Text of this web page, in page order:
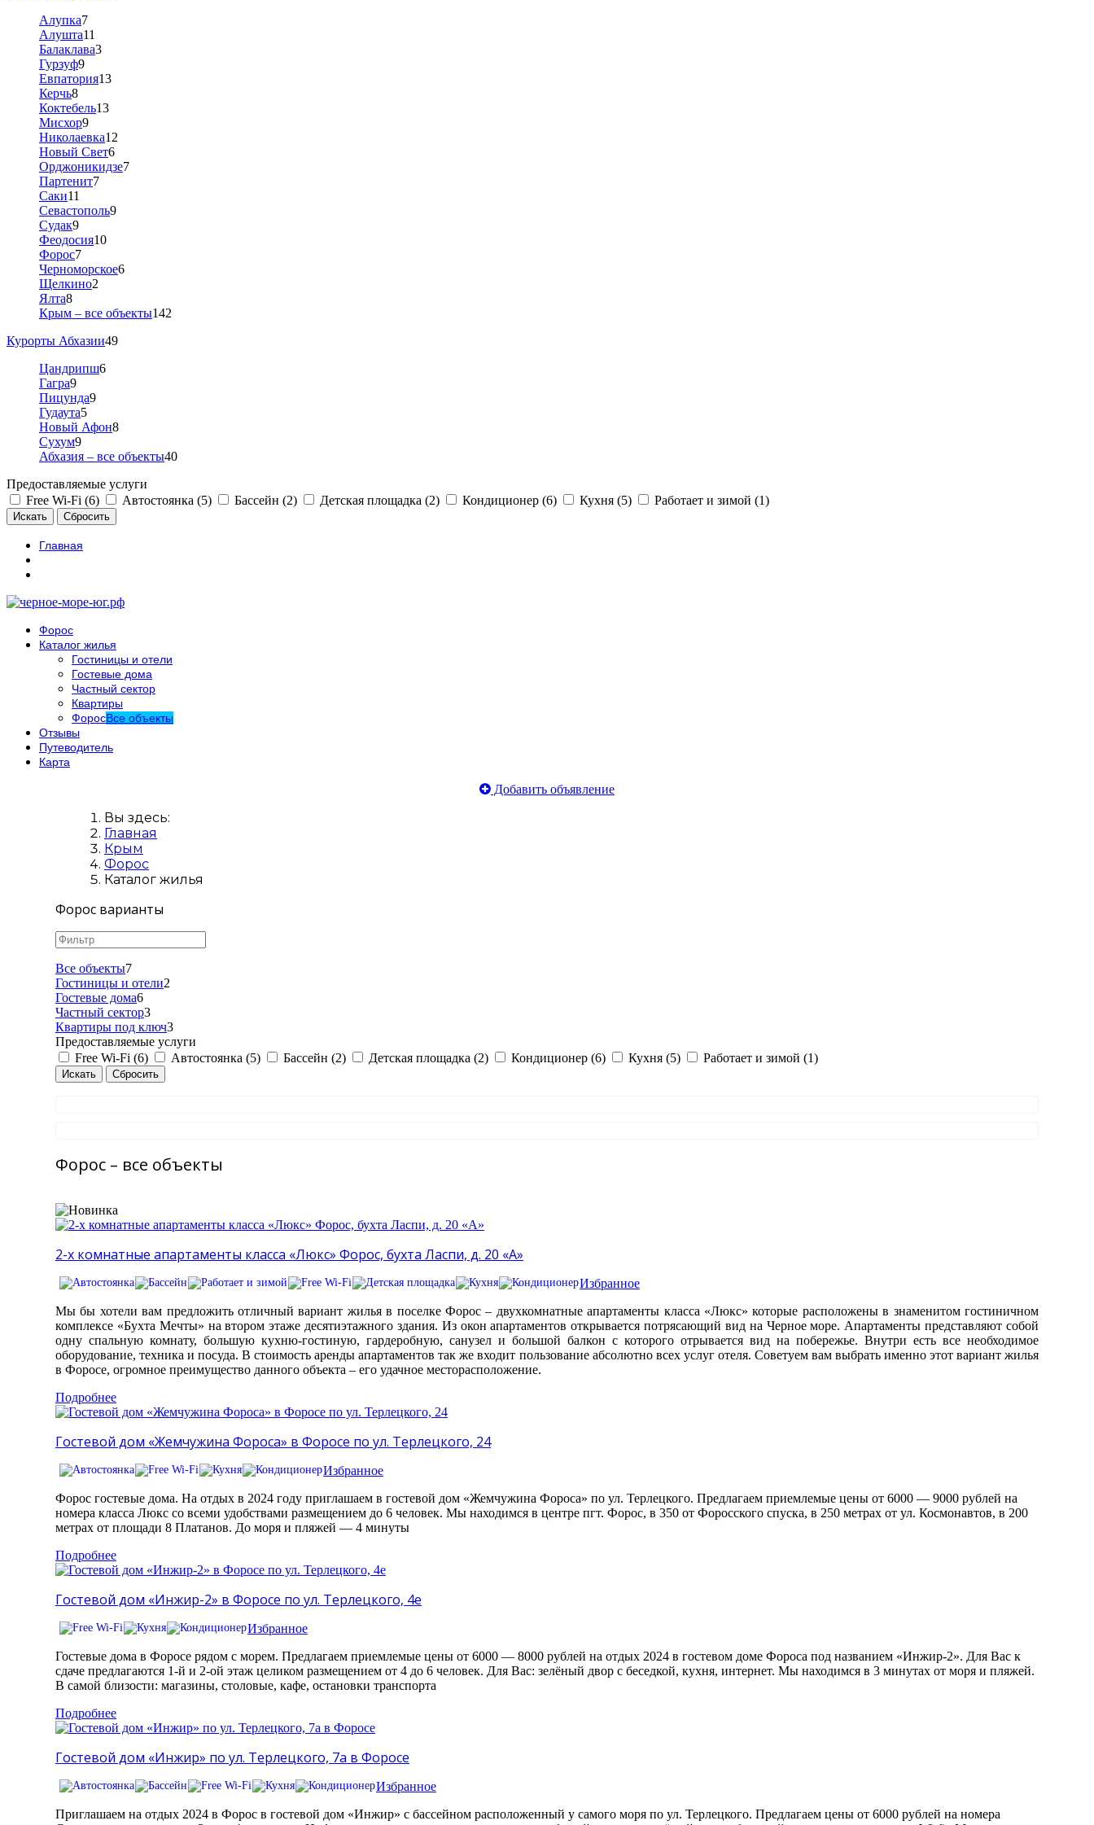
Алупка7
Алушта11
Балаклава3
Гурзуф9
Евпатория13
Керчь8
Коктебель13
Мисхор9
Николаевка12
Новый Свет6
Орджоникидзе7
Партенит7
Саки11
Севастополь9
Судак9
Феодосия10
Форос7
Черноморское6
Щелкино2
Ялта8
Крым – все объекты142
Курорты Абхазии49
Цандрипш6
Гагра9
Пицунда9
Гудаута5
Новый Афон8
Сухум9
Абхазия – все объекты40
Предоставляемые услуги
Free Wi-Fi (6)
Автостоянка (5) Бассейн (2) Детская площадка (2) Кондиционер (6) Кухня (5) Работает и зимой (1)
Главная
Форос
Каталог жилья
Гостиницы и отели
Гостевые дома
Частный сектор
Квартиры
ФоросВсе объекты
Отзывы
Путеводитель
Карта
Добавить объявление
Вы здесь:
Главная
Крым
Форос
Каталог жилья
Форос варианты
Все объекты7
Гостиницы и отели2
Гостевые дома6
Частный сектор3
Квартиры под ключ3
Предоставляемые услуги
Free Wi-Fi (6)
Автостоянка (5) Бассейн (2) Детская площадка (2) Кондиционер (6) Кухня (5) Работает и зимой (1)
Форос – все объекты
2-х комнатные апартаменты класса «Люкс» Форос, бухта Ласпи, д. 20 «А»
Избранное
Мы бы хотели вам предложить отличный вариант жилья в поселке Форос – двухкомнатные апартаменты класса «Люкс» которые расположены в знаменитом гостиничном
комплексе «Бухта Мечты» на втором этаже десятиэтажного здания. Из окон апартаментов открывается потрясающий вид на Черное море. Апартаменты представляют собой
одну спальную комнату, большую кухню-гостиную, гардеробную, санузел и большой балкон с которого отрывается вид на побережье. Внутри есть все необходимое
оборудование, техника и посуда. В стоимость аренды апартаментов так же входит пользование абсолютно всех услуг отеля. Советуем вам выбрать именно этот вариант жилья
в Форосе, огромное преимущество данного объекта – его удачное месторасположение.
Подробнее
Гостевой дом «Жемчужина Фороса» в Форосе по ул. Терлецкого, 24
Избранное
Форос гостевые дома. На отдых в 2024 году приглашаем в гостевой дом «Жемчужина Фороса» по ул. Терлецкого. Предлагаем приемлемые цены от 6000 — 9000 рублей на
номера класса Люкс со всеми удобствами размещением до 6 человек. Мы находимся в центре пгт. Форос, в 350 от Форосского спуска, в 250 метрах от ул. Космонавтов, в 200
метрах от площади 8 Платанов. До моря и пляжей — 4 минуты
Подробнее
Гостевой дом «Инжир-2» в Форосе по ул. Терлецкого, 4е
Избранное
Гостевые дома в Форосе рядом с морем. Предлагаем приемлемые цены от 6000 — 8000 рублей на отдых 2024 в гостевом доме Фороса под названием «Инжир-2». Для Вас к
сдаче предлагаются 1-й и 2-ой этаж целиком размещением от 4 до 6 человек. Для Вас: зелёный двор с беседкой, кухня, интернет. Мы находимся в 3 минутах от моря и пляжей.
В самой близости: магазины, столовые, кафе, остановки транспорта
Подробнее
Гостевой дом «Инжир» по ул. Терлецкого, 7а в Форосе
Избранное
Приглашаем на отдых 2024 в Форос в гостевой дом «Инжир» с бассейном расположенный у самого моря по ул. Терлецкого. Предлагаем цены от 6000 рублей на номера